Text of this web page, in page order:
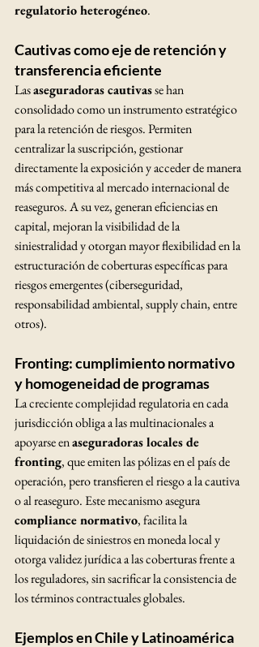
regulatorio heterogéneo.
Cautivas como eje de retención y
transferencia eficiente
Las aseguradoras cautivas se han
consolidado como un instrumento estratégico
para la retención de riesgos. Permiten
centralizar la suscripción, gestionar
directamente la exposición y acceder de manera
más competitiva al mercado internacional de
reaseguros. A su vez, generan eficiencias en
capital, mejoran la visibilidad de la
siniestralidad y otorgan mayor flexibilidad en la
estructuración de coberturas específicas para
riesgos emergentes (ciberseguridad,
responsabilidad ambiental, supply chain, entre
otros).
Fronting: cumplimiento normativo
y homogeneidad de programas
La creciente complejidad regulatoria en cada
jurisdicción obliga a las multinacionales a
apoyarse en aseguradoras locales de
fronting, que emiten las pólizas en el país de
operación, pero transfieren el riesgo a la cautiva
o al reaseguro. Este mecanismo asegura
compliance normativo, facilita la
liquidación de siniestros en moneda local y
otorga validez jurídica a las coberturas frente a
los reguladores, sin sacrificar la consistencia de
los términos contractuales globales.
Ejemplos en Chile y Latinoamérica